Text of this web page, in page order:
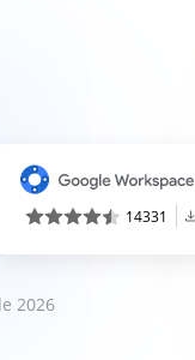
14331
2026